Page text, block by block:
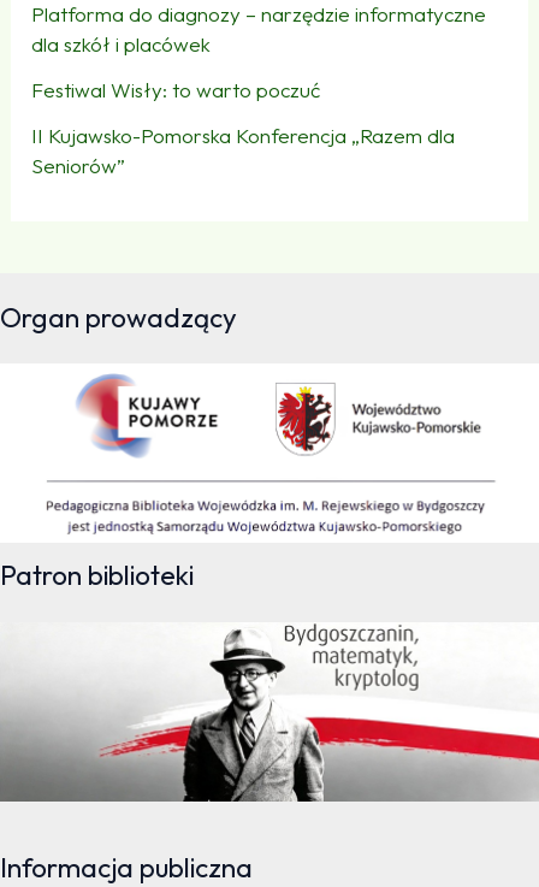
Platforma do diagnozy – narzędzie informatyczne
dla szkół i placówek
Festiwal Wisły: to warto poczuć
II Kujawsko-Pomorska Konferencja „Razem dla
Seniorów”
Organ prowadzący
Patron biblioteki
Informacja publiczna